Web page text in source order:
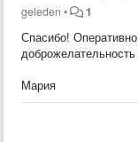
geleden • 1
Спасибо!
Мария